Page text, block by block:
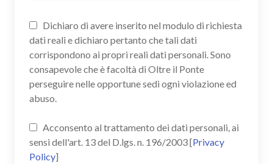
Dichiaro di avere inserito nel modulo di richiesta
dati reali e dichiaro pertanto che tali dati
corrispondono ai propri reali dati personali. Sono
consapevole che è facoltà di Oltre il Ponte
perseguire nelle opportune sedi ogni violazione ed
abuso.
Acconsento al trattamento dei dati personali, ai
sensi dell'art. 13 del D.lgs. n. 196/2003 [Privacy
Policy]